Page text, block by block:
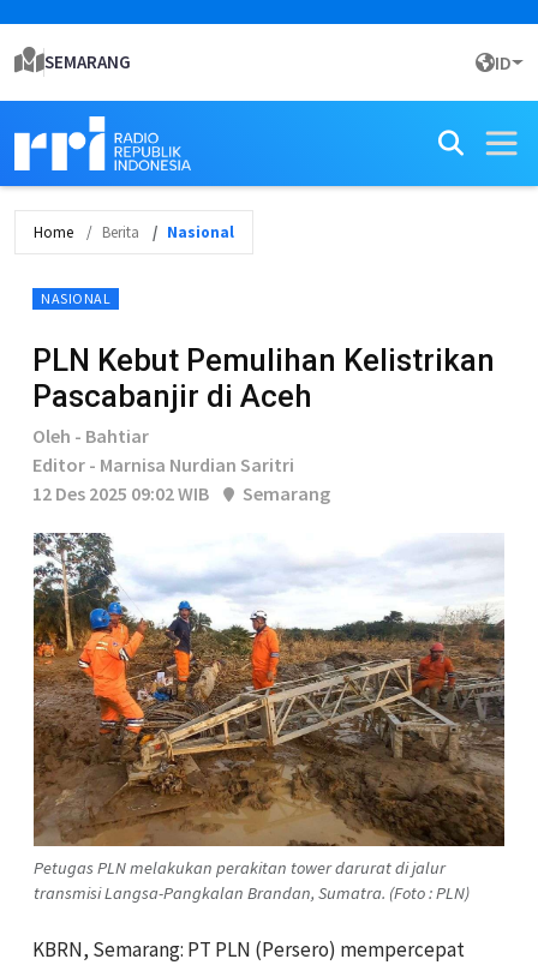
SEMARANG ID
Home Berita Nasional
NASIONAL
PLN Kebut Pemulihan Kelistrikan
Pascabanjir di Aceh
Oleh - Bahtiar
Editor - Marnisa Nurdian Saritri
12 Des 2025 09:02 WIB
Semarang
Petugas PLN melakukan perakitan tower darurat di jalur
transmisi Langsa-Pangkalan Brandan, Sumatra. (Foto : PLN)
KBRN, Semarang: PT PLN (Persero) mempercepat